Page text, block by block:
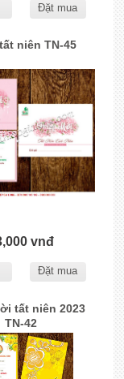
Đặt mua
niên TN-45
vnđ
Đặt mua
tất niên 2023
TN-42